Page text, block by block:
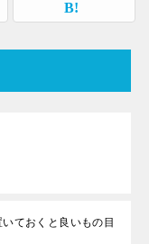
ておくと良いもの目